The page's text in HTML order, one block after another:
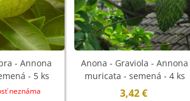
- Annona
- 5 ks
neznáma
Anona - Graviola - Annona
muricata - semená - 4 ks
3,42 €